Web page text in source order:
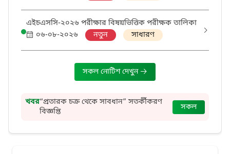
এইচএসসি-২০২৬ পরীক্ষার বিষয়ভিত্তিক পরীক্ষক তালিকা
০৬-০৮-২০২৬
নতুন সাধারণ
সকল নোটিশ দেখুন
খবর“প্রতারক চক্র থেকে সাবধান” সতর্কীকরণ
বিজ্ঞপ্তি
সকল